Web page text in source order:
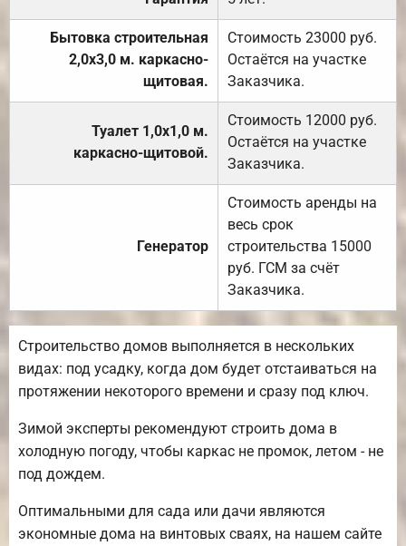
Бытовка строительная
2,0х3,0 м. каркасно-
щитовая.
Стоимость 23000 руб.
Остаётся на участке
Заказчика.
Туалет 1,0х1,0 м.
каркасно-щитовой.
Стоимость 12000 руб.
Остаётся на участке
Заказчика.
Генератор
Стоимость аренды на
весь срок
строительства 15000
руб. ГСМ за счёт
Заказчика.
Строительство домов выполняется в нескольких
видах: под усадку, когда дом будет отстаиваться на
протяжении некоторого времени и сразу под ключ.
Зимой эксперты рекомендуют строить дома в
холодную погоду, чтобы каркас не промок, летом - не
под дождем.
Оптимальными для сада или дачи являются
экономные дома на винтовых сваях, на нашем сайте